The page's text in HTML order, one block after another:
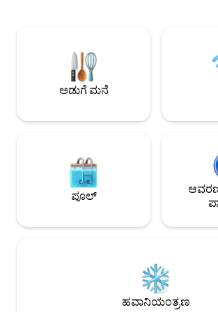
ಉದ್ಯಾನದಲ್ಲಿ ಸನ್ ಡೌನರ್ ಅನ್ನು ಸಿಪ್ ಮಾಡಿ.
ಜುರಾಸಿಕ್ ಕರಾವಳಿಯನ್ನು ಅನ್ವೇಷಿಸಲು ಪರಿಪೂರ್ಣ
ಅಡುಗೆ ಮನೆ
ಪೂಲ್
ಹವಾನಿಯಂತ್ರಣ